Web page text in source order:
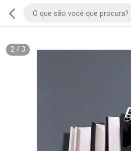
2/ 3